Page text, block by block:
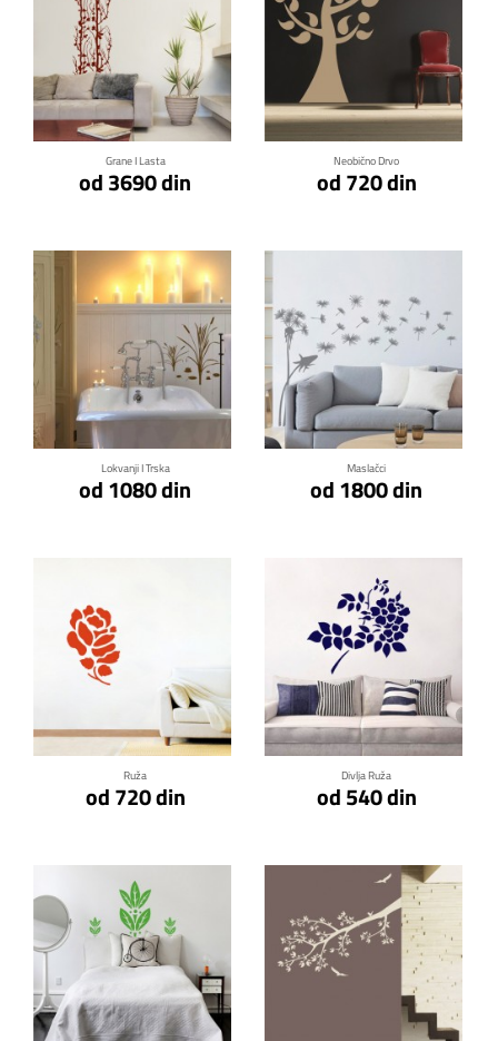
Grane I Lasta
od 3690 din
Klikni za detalje
Neobično Drvo
od 720 din
Klikni za detalje
Lokvanji I Trska
od 1080 din
Klikni za detalje
Maslačci
od 1800 din
Klikni za detalje
Ruža
od 720 din
Klikni za detalje
Divlja Ruža
od 540 din
Klikni za detalje
Klikni za detalje Klikni za detalje